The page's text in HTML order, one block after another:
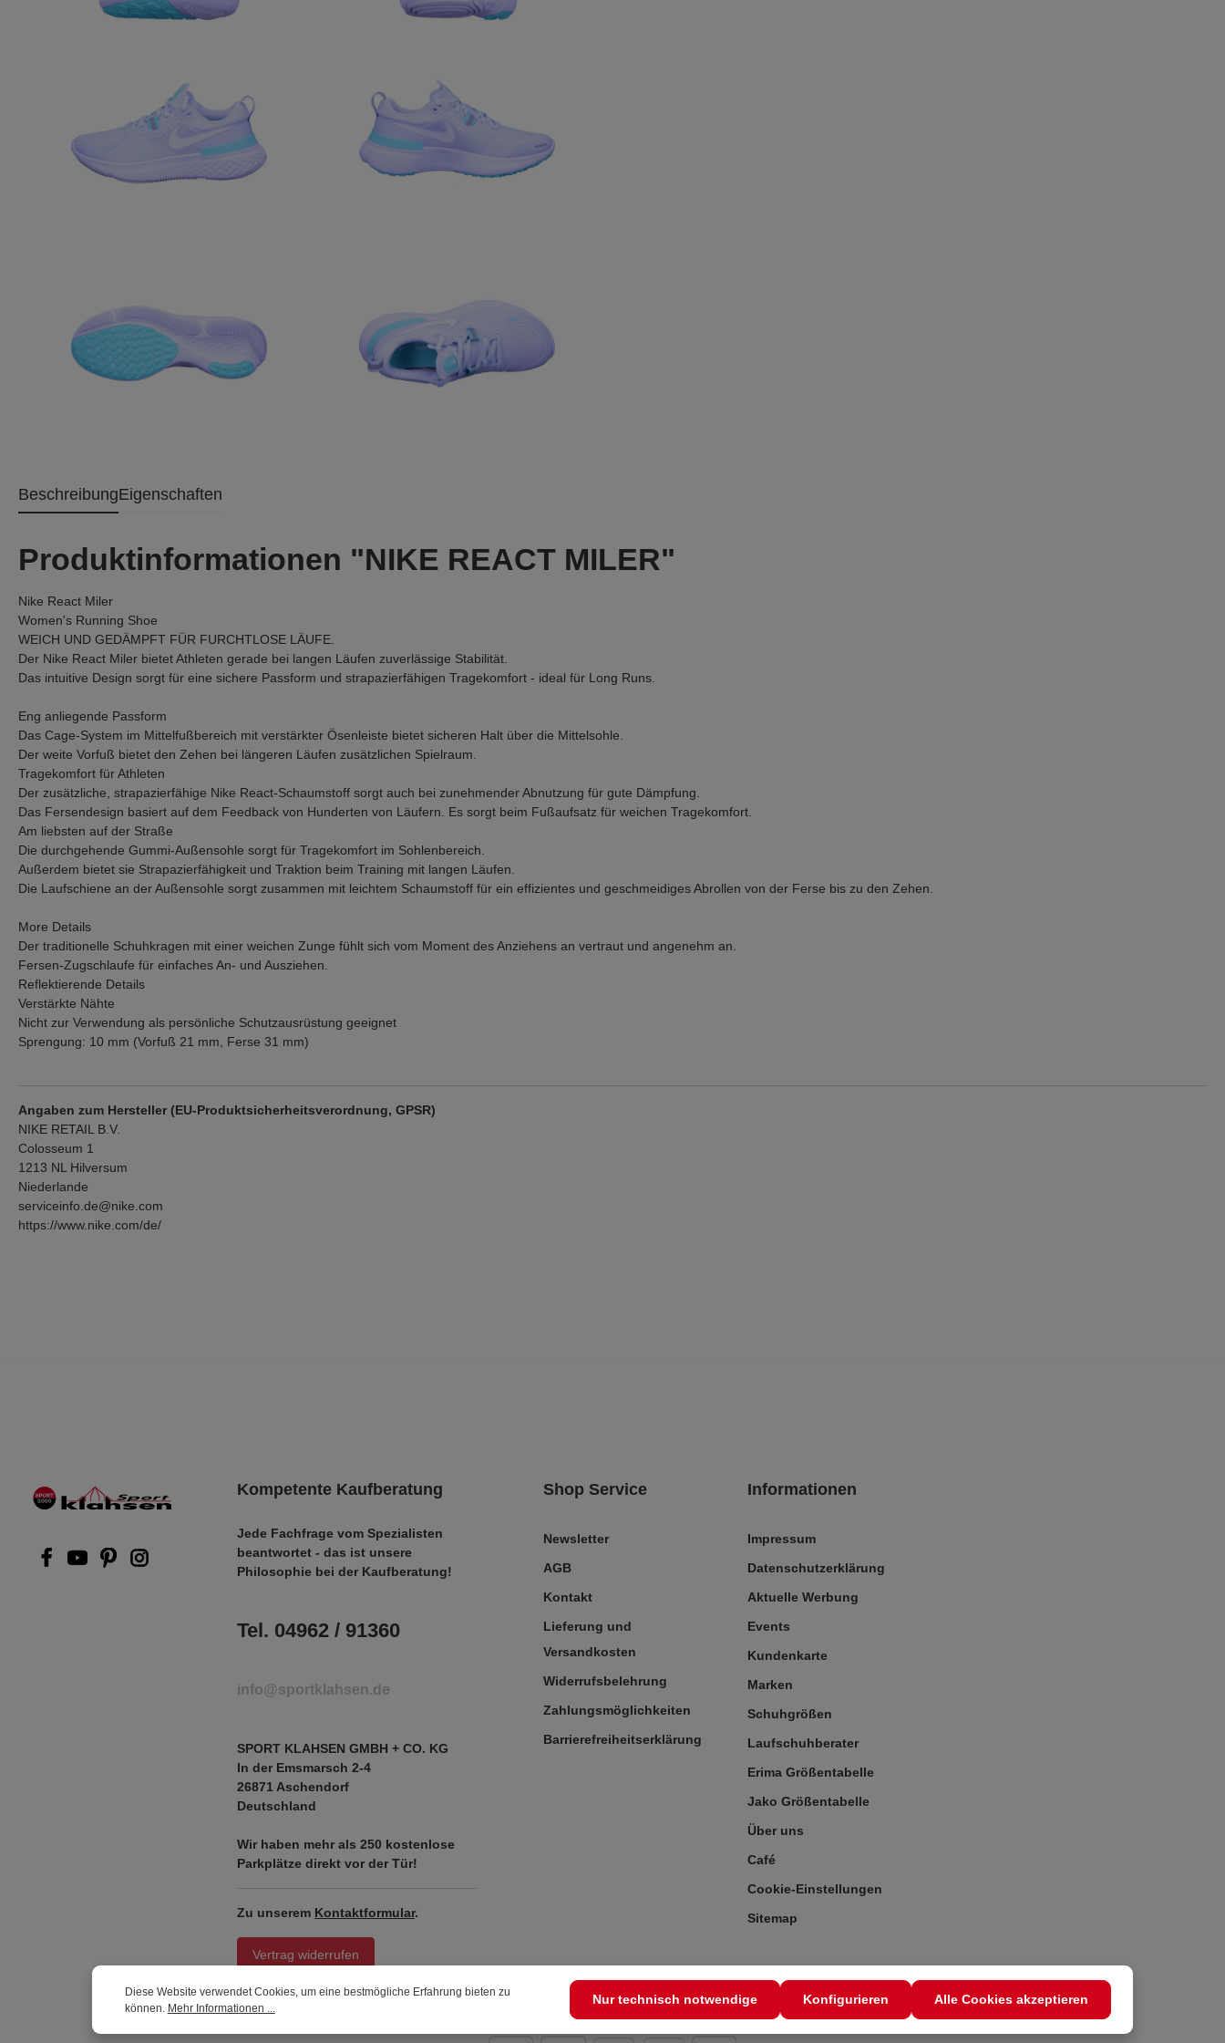
BeschreibungEigenschaften
Produktinformationen "NIKE REACT MILER"
Nike React Miler
Women's Running Shoe
WEICH UND GEDÄMPFT FÜR FURCHTLOSE LÄUFE.
Der Nike React Miler bietet Athleten gerade bei langen Läufen zuverlässige Stabilität.
Das intuitive Design sorgt für eine sichere Passform und strapazierfähigen Tragekomfort - ideal für Long Runs.
Eng anliegende Passform
Das Cage-System im Mittelfußbereich mit verstärkter Ösenleiste bietet sicheren Halt über die Mittelsohle.
Der weite Vorfuß bietet den Zehen bei längeren Läufen zusätzlichen Spielraum.
Tragekomfort für Athleten
Der zusätzliche, strapazierfähige Nike React-Schaumstoff sorgt auch bei zunehmender Abnutzung für gute Dämpfung.
Das Fersendesign basiert auf dem Feedback von Hunderten von Läufern. Es sorgt beim Fußaufsatz für weichen Tragekomfort.
Am liebsten auf der Straße
Die durchgehende Gummi-Außensohle sorgt für Tragekomfort im Sohlenbereich.
Außerdem bietet sie Strapazierfähigkeit und Traktion beim Training mit langen Läufen.
Die Laufschiene an der Außensohle sorgt zusammen mit leichtem Schaumstoff für ein effizientes und geschmeidiges Abrollen von der Ferse bis zu den Zehen.
More Details
Der traditionelle Schuhkragen mit einer weichen Zunge fühlt sich vom Moment des Anziehens an vertraut und angenehm an.
Fersen-Zugschlaufe für einfaches An- und Ausziehen.
Reflektierende Details
Verstärkte Nähte
Nicht zur Verwendung als persönliche Schutzausrüstung geeignet
Sprengung: 10 mm (Vorfuß 21 mm, Ferse 31 mm)
Angaben zum Hersteller (EU-Produktsicherheitsverordnung, GPSR)
NIKE RETAIL B.V.
Colosseum 1
1213 NL Hilversum
Niederlande
serviceinfo.de@nike.com
https://www.nike.com/de/
Kompetente Kaufberatung
Jede Fachfrage vom Spezialisten
beantwortet - das ist unsere
Philosophie bei der Kaufberatung!
Tel. 04962 / 91360
info@sportklahsen.de
SPORT KLAHSEN GMBH + CO. KG
In der Emsmarsch 2-4
26871 Aschendorf
Deutschland
Wir haben mehr als 250 kostenlose
Parkplätze direkt vor der Tür!
Zu unserem Kontaktformular.
Vertrag widerrufen
Shop Service
Newsletter
AGB
Kontakt
Lieferung und
Versandkosten
Widerrufsbelehrung
Zahlungsmöglichkeiten
Barrierefreiheitserklärung
Informationen
Impressum
Datenschutzerklärung
Aktuelle Werbung
Events
Kundenkarte
Marken
Schuhgrößen
Laufschuhberater
Erima Größentabelle
Jako Größentabelle
Über uns
Café
Cookie-Einstellungen
Sitemap
Diese Website verwendet Cookies, um eine bestmögliche Erfahrung bieten zu
können. Mehr Informationen ...
Nur technisch notwendige Konfigurieren Alle Cookies akzeptieren